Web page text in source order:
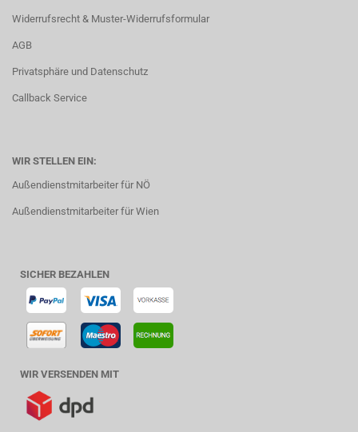
Widerrufsrecht & Muster-Widerrufsformular
AGB
Privatsphäre und Datenschutz
Callback Service
WIR STELLEN EIN:
Außendienstmitarbeiter für NÖ
Außendienstmitarbeiter für Wien
SICHER BEZAHLEN
WIR VERSENDEN MIT